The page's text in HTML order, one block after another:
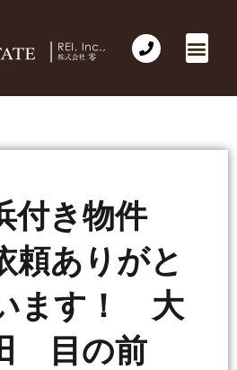
付き物件
頼ありがと
ます！ 大
目の前